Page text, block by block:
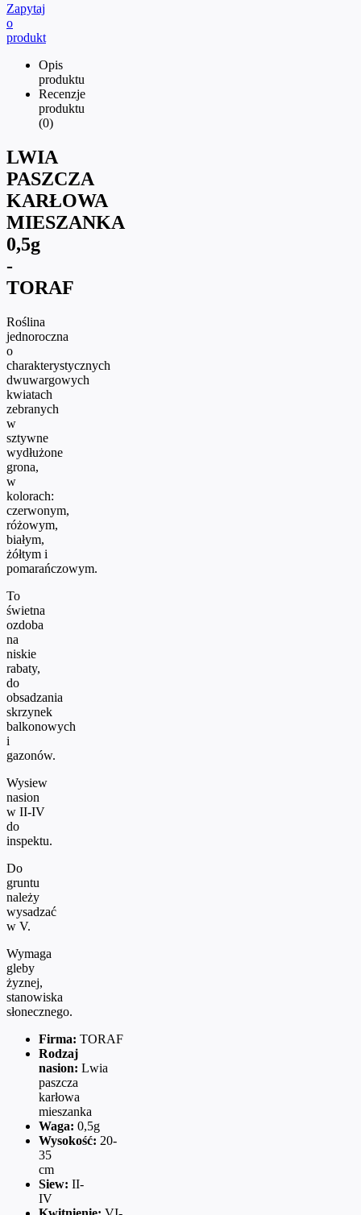
Zapytaj
o
produkt
Opis
produktu
Recenzje
produktu
(0)
LWIA
PASZCZA
KARŁOWA
MIESZANKA
0,5g
-
TORAF
Roślina
jednoroczna
o
charakterystycznych
dwuwargowych
kwiatach
zebranych
w
sztywne
wydłużone
grona,
w
kolorach:
czerwonym,
różowym,
białym,
żółtym i
pomarańczowym.
To
świetna
ozdoba
na
niskie
rabaty,
do
obsadzania
skrzynek
balkonowych
i
gazonów.
Wysiew
nasion
w II-IV
do
inspektu.
Do
gruntu
należy
wysadzać
w V.
Wymaga
gleby
żyznej,
stanowiska
słonecznego.
Firma: TORAF
Rodzaj
nasion: Lwia
paszcza
karłowa
mieszanka
Waga: 0,5g
Wysokość: 20-
35
cm
Siew: II-
IV